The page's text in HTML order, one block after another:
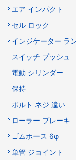
エア インパクト
セル ロック
インジケーター ラ
スイッチ プッシュ
電動 シリンダー
保持
ボルト ネジ 違い
ローラー ブレーキ
ゴムホース 6φ
単管 ジョイント